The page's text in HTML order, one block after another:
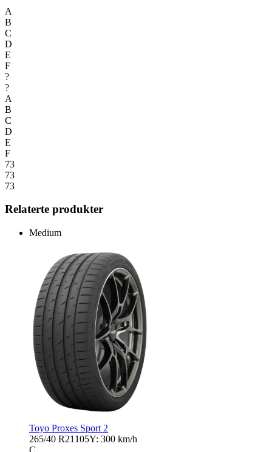
A
B
C
D
E
F
?
?
A
B
C
D
E
F
73
73
73
Relaterte produkter
Medium
Toyo Proxes Sport 2
265/40 R21 105Y: 300 km/h
C